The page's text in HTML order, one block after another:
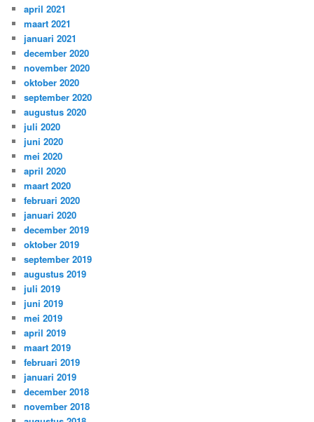
april 2021
maart 2021
januari 2021
december 2020
november 2020
oktober 2020
september 2020
augustus 2020
juli 2020
juni 2020
mei 2020
april 2020
maart 2020
februari 2020
januari 2020
december 2019
oktober 2019
september 2019
augustus 2019
juli 2019
juni 2019
mei 2019
april 2019
maart 2019
februari 2019
januari 2019
december 2018
november 2018